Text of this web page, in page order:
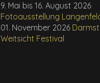
9. Mai bis 16. August 2026
Fotoausstellung
01. November 2026
Weitsicht Festival